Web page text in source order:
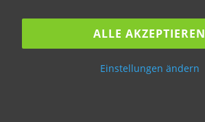
ALLE AKZEPTIEREN
Einstellungen ändern